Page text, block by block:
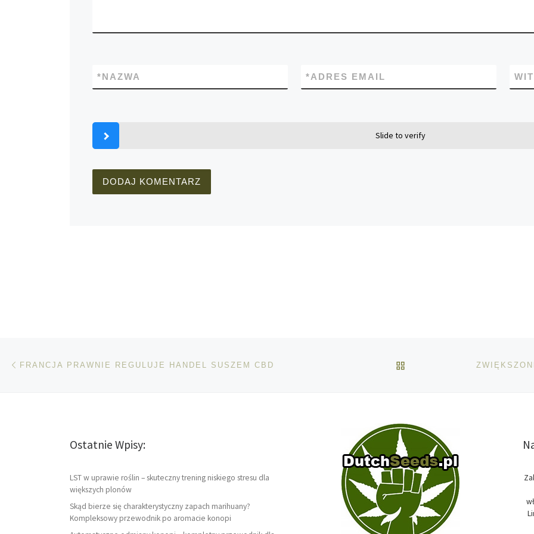
NAZWA
* ADRES EMAIL
*
Slide to verify
Nawigacja wpisu
FRANCJA PRAWNIE REGULUJE HANDEL SUSZEM CBD POWRÓT DO LISTY
Ostatnie Wpisy:
LST w uprawie roślin – skuteczny trening niskiego stresu dla
większych plonów
Skąd bierze się charakterystyczny zapach marihuany?
Kompleksowy przewodnik po aromacie konopi